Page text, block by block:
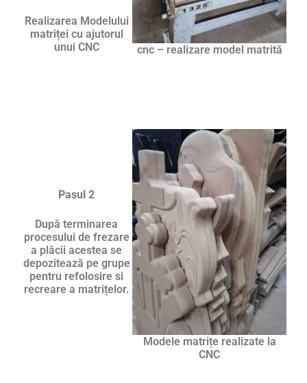
cnc – realizare model matrită
Realizarea Modelului
matriței cu ajutorul
unui CNC
Modele matrițe realizate la
CNC
Pasul 2
După terminarea
procesului de frezare
a plăcii acestea se
depozitează pe grupe
pentru refolosire si
recreare a matrițelor.